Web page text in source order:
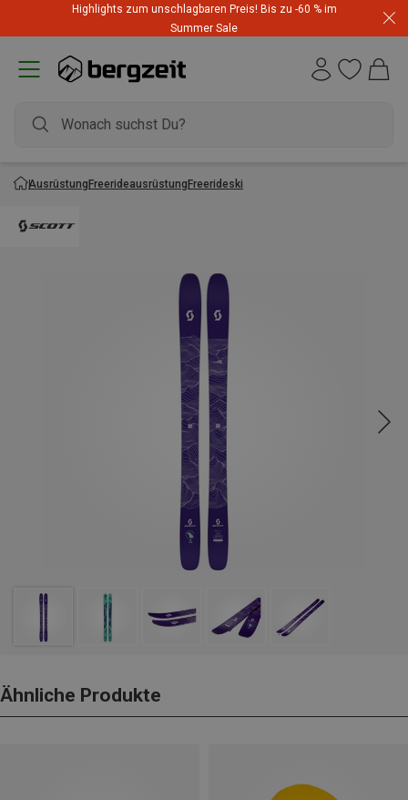
Highlights zum unschlagbaren Preis! Bis zu -60 % im
Summer Sale
AusrüstungFreerideausrüstungFreerideski
Ähnliche Produkte